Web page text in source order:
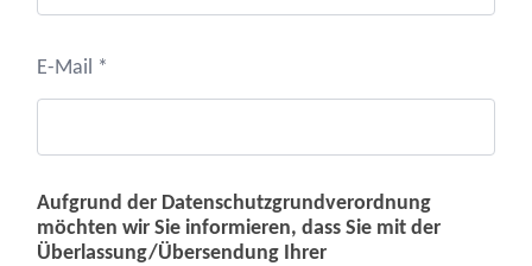
E-Mail *
Aufgrund der Datenschutzgrundverordnung
möchten wir Sie informieren, dass Sie mit der
Überlassung/Übersendung Ihrer